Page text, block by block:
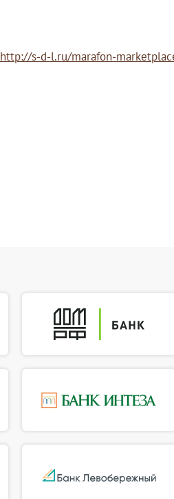
http://s-d-l.ru/marafon-